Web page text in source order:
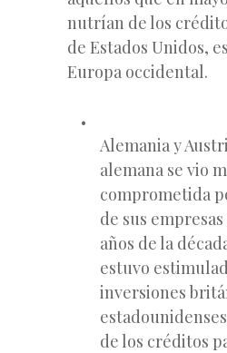
nutrían de los
de Estados Unidos,
Europa occidental.
Alemania y
alemana se vio
comprometida
de sus
años de la
estuvo
inversiones
de los créditos